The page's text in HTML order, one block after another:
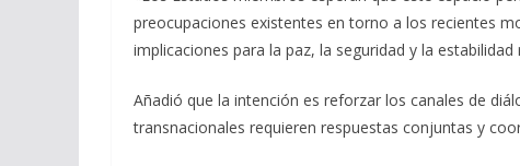
preocupaciones existentes en torno a los recientes
implicaciones para la paz, la seguridad y la
Añadió que la intención es reforzar los canales de
transnacionales requieren respuestas conjuntas y